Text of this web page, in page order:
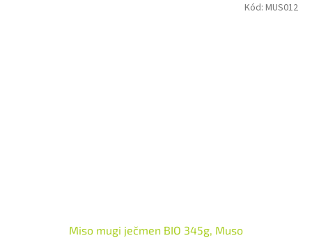
Miso mugi ječmen BIO 345g, Muso
Kód: MUS012